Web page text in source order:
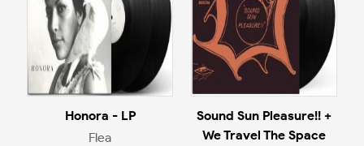
Honora - LP
Flea
Sound Sun Pleasure!! +
We Travel The Space